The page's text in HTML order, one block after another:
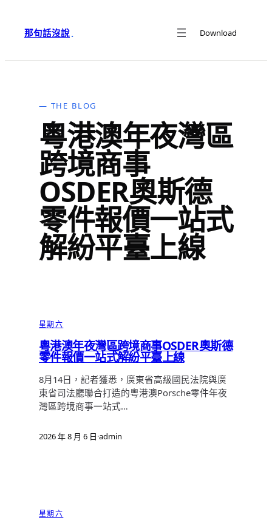
內
那句話沒說· Download
— THE BLOG
粵港澳年夜灣區
跨境商事
OSDER奧斯德
零件報價一站式
解紛平臺上線
星期六
粵港澳年夜灣區跨境商事OSDER奧斯德
零件報價一站式解紛平臺上線
8月14日，記者獲悉，廣東省高級國民法院與廣
東省司法廳聯合打造的粵港澳Porsche零件年夜
灣區跨境商事一站式…
2026 年 8 月 6 日·admin
星期六